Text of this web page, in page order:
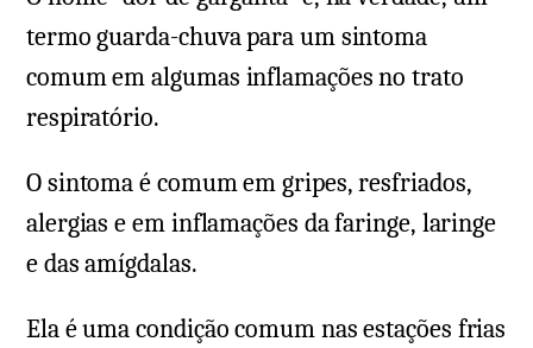
termo guarda-chuva para um sintoma
comum em algumas inflamações no trato
respiratório.
O sintoma é comum em gripes, resfriados,
alergias e em inflamações da faringe, laringe
e das amígdalas.
Ela é uma condição comum nas estações frias